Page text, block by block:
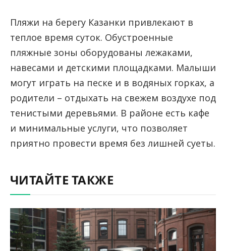
Пляжи на берегу Казанки привлекают в
теплое время суток. Обустроенные
пляжные зоны оборудованы лежаками,
навесами и детскими площадками. Малыши
могут играть на песке и в водяных горках, а
родители – отдыхать на свежем воздухе под
тенистыми деревьями. В районе есть кафе
и минимальные услуги, что позволяет
приятно провести время без лишней суеты.
ЧИТАЙТЕ ТАКЖЕ